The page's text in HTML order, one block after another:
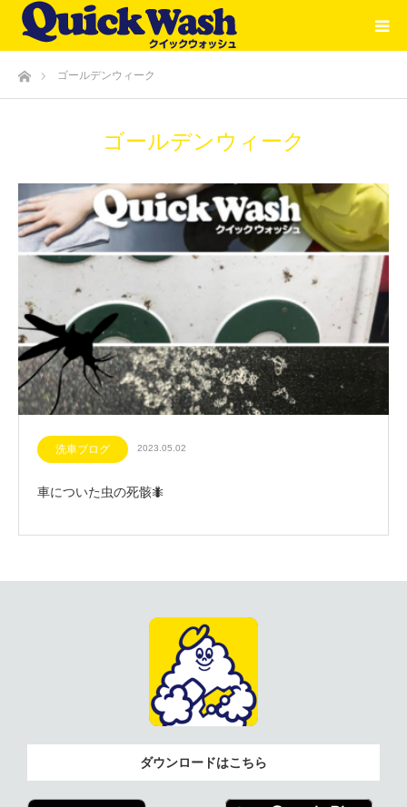
ホームゴールデンウィーク
ゴールデンウィーク
洗車ブログ 2023.05.02
車についた虫の死骸🐜
ダウンロードはこちら